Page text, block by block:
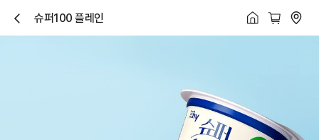
닫
기
슈퍼100 플레인